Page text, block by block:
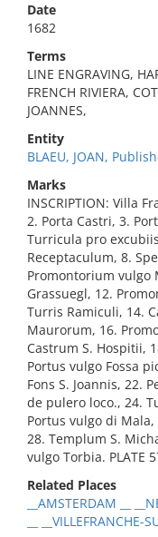
Date
1682
Terms
LINE ENGRAVING,
FRENCH RIVIERA,
JOANNES,
Entity
BLAEU, JOAN,
Marks
INSCRIPTION: Villa
2. Porta Castri, 3.
Turricula pro
Receptaculum, 8.
Promontorium vulgo
Grassuegl, 12.
Turris Ramiculi, 14.
Maurorum, 16.
Castrum S. Hospitii,
Portus vulgo Fossa
Fons S. Joannis, 22.
de pulero loco., 24.
Portus vulgo di
28. Templum S.
vulgo Torbia. PLATE
Related Places
__AMSTERDAM __
__